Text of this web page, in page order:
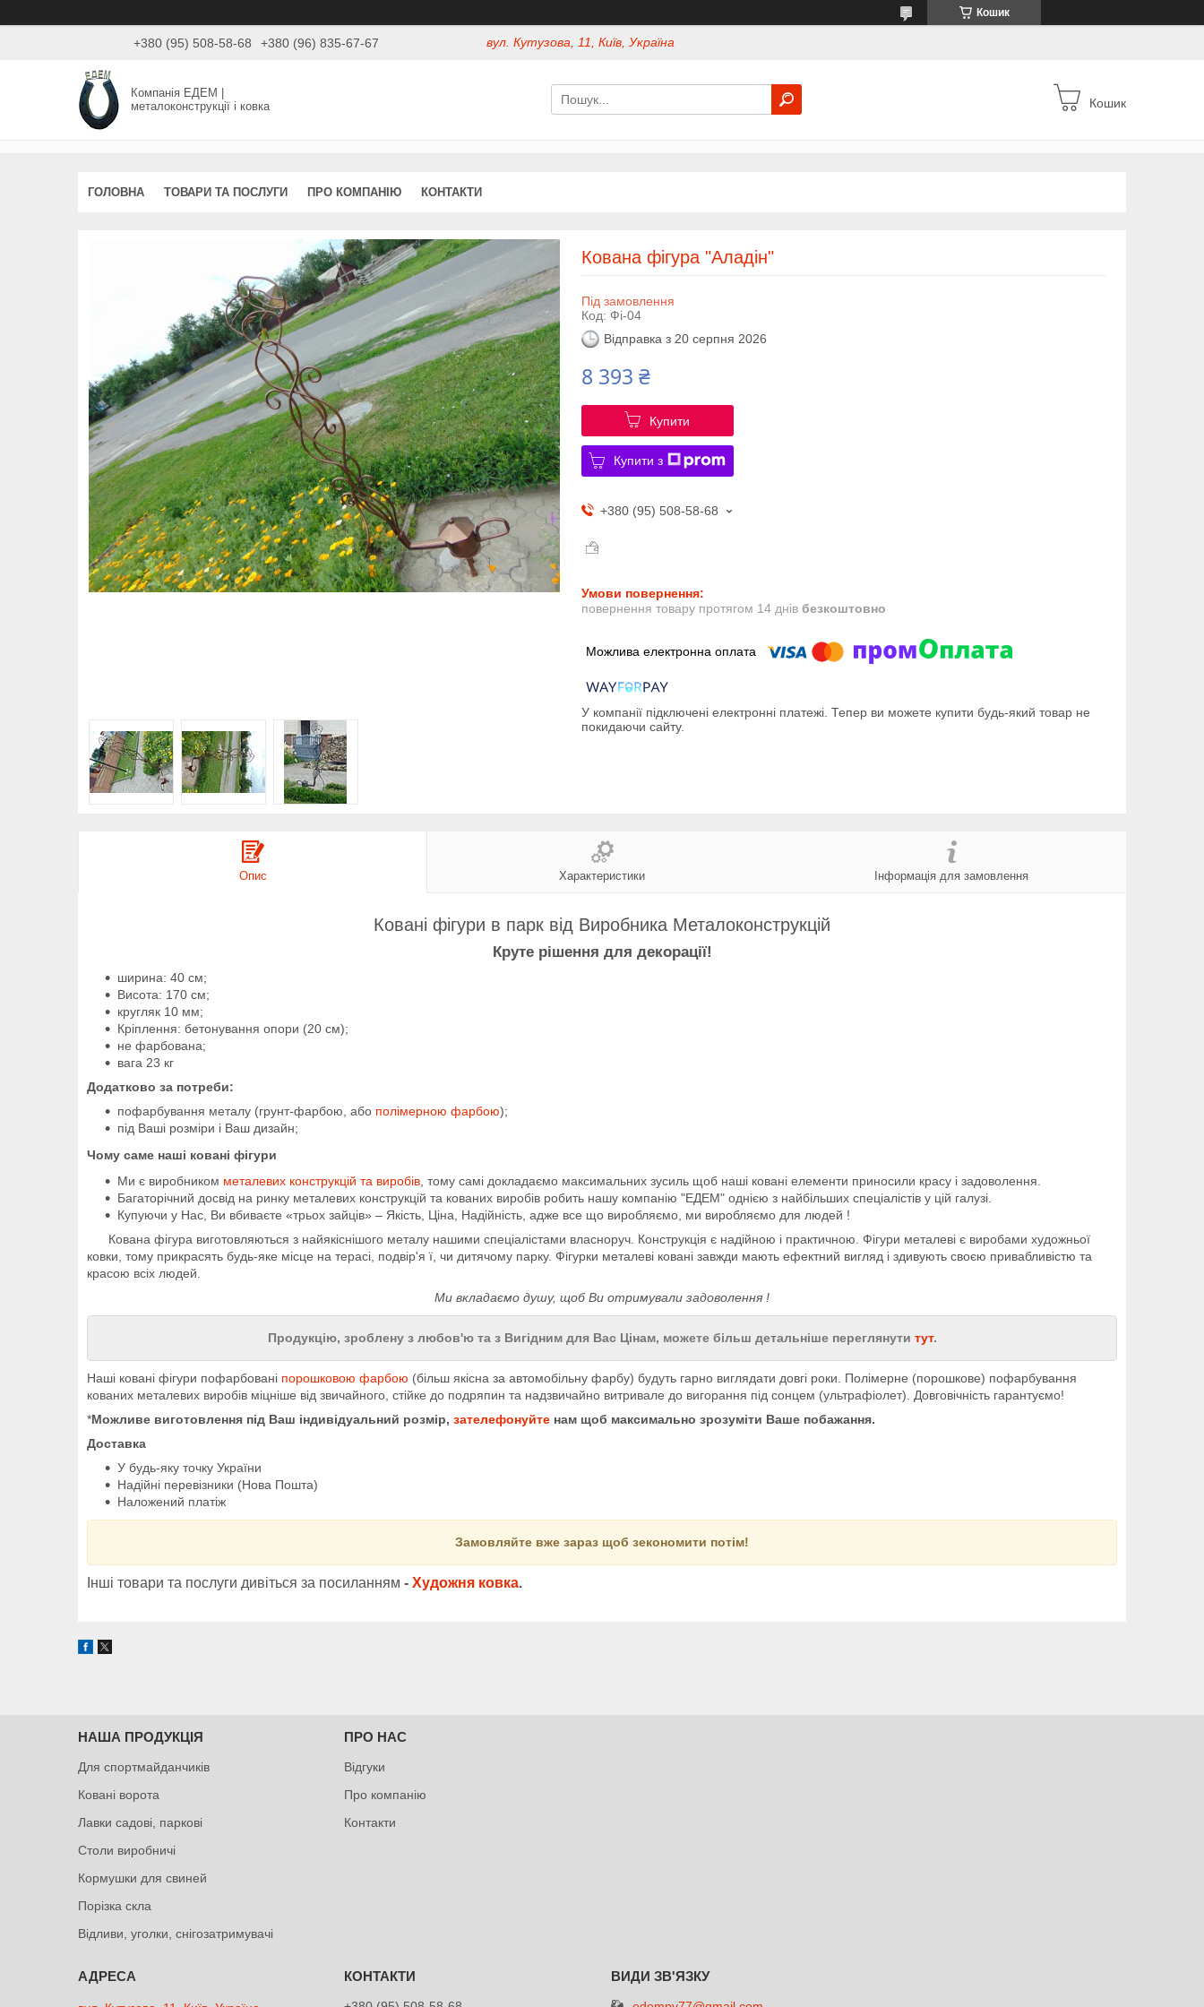
Кошик
+380 (95) 508-58-68 +380 (96) 835-67-67 вул. Кутузова, 11, Київ, Україна
Компанія ЕДЕМ |
металоконструкції і ковка
Кошик
ГОЛОВНА ТОВАРИ ТА ПОСЛУГИ ПРО КОМПАНІЮ КОНТАКТИ
Кована фігура "Аладін"
Під замовлення
Код: Фі-04
Відправка з 20 серпня 2026
8 393 ₴
Купити
Купити з
+380 (95) 508-58-68
повернення товару протягом 14 днів безкоштовно
У компанії підключені електронні платежі. Тепер ви можете купити будь-який товар не
покидаючи сайту.
Опис Характеристики Інформація для замовлення
Ковані фігури в парк від Виробника Металоконструкцій
Круте рішення для декорації!
ширина: 40 см;
Висота: 170 см;
кругляк 10 мм;
Кріплення: бетонування опори (20 см);
не фарбована;
вага 23 кг
Додатково за потреби:
пофарбування металу (грунт-фарбою, або полімерною фарбою);
під Ваші розміри і Ваш дизайн;
Чому саме наші ковані фігури
Ми є виробником металевих конструкцій та виробів , тому самі докладаємо максимальних зусиль щоб наші ковані елементи приносили красу і задоволення.
Багаторічний досвід на ринку металевих конструкцій та кованих виробів робить нашу компанію "ЕДЕМ" однією з найбільших спеціалістів у цій галузі.
Купуючи у Нас, Ви вбиваєте «трьох зайців» – Якість, Ціна, Надійність, адже все що виробляємо, ми виробляємо для людей !
Кована фігура виготовляються з найякіснішого металу нашими спеціалістами власноруч. Конструкція є надійною і практичною. Фігури металеві є виробами художньої
ковки, тому прикрасять будь-яке місце на терасі, подвір'я ї, чи дитячому парку. Фігурки металеві ковані завжди мають ефектний вигляд і здивують своєю привабливістю та
красою всіх людей.
Ми вкладаємо душу, щоб Ви отримували задоволення !
Продукцію, зроблену з любов'ю та з Вигідним для Вас Цінам, можете більш детальніше переглянути тут.
Наші ковані фігури пофарбовані порошковою фарбою (більш якісна за автомобільну фарбу) будуть гарно виглядати довгі роки. Полімерне (порошкове) пофарбування
кованих металевих виробів міцніше від звичайного, стійке до подряпин та надзвичайно витривале до вигорання під сонцем (ультрафіолет). Довговічність гарантуємо!
*Можливе виготовлення під Ваш індивідуальний розмір, зателефонуйте нам щоб максимально зрозуміти Ваше побажання.
Доставка
У будь-яку точку України
Надійні перевізники (Нова Пошта)
Наложений платіж
Замовляйте вже зараз щоб зекономити потім!
Інші товари та послуги дивіться за посиланням - Художня ковка.
НАША ПРОДУКЦІЯ
Для спортмайданчиків
Ковані ворота
Лавки садові, паркові
Столи виробничі
Кормушки для свиней
Порізка скла
Відливи, уголки, снігозатримувачі
ПРО НАС
Відгуки
Про компанію
Контакти